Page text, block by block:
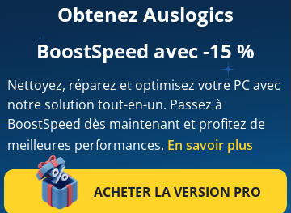
Obtenez Auslogics
BoostSpeed avec -15 %
Nettoyez, réparez et optimisez votre PC avec
notre solution tout-en-un. Passez à
BoostSpeed dès maintenant et profitez de
meilleures performances. En savoir plus
ACHETER LA VERSION PRO